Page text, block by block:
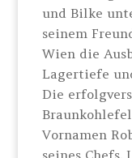
und Bilke
seinem
Wien die
Lagertiefe
Die
Vornamen